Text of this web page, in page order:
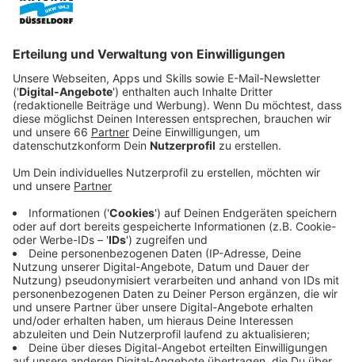
von drei Tagen. Die Taten ereigneten sich in
Unterrath, Düsseltal und Heerdt.
Veröffentlicht:Mittwoch, 27.08.2025 05:05
Anzeige
In allen Fällen wird ein maskierter Mann, etwa 20 bis
30 Jahre alt und schlank, als Täter beschrieben. Die
Polizei prüft derzeit einen Zusammenhang zwischen
den Überfällen.
Anzeige
Die Tatorte im Überblick
Anzeige